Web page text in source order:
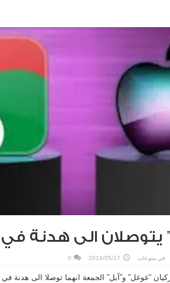
يتوصلان الى هدنة
في منوعات 2014/05/17
0
“غوغل” و”آبل” الجمعة انهما توصلا الى هدنة